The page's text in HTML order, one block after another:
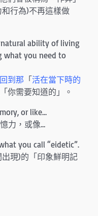
行為)不再這樣做
ability of living
what you need to
回到那 「 活在當下時的
你需要知道的」。
or like…
力，或像…
you call “eidetic”.
現)的「印象鮮明記